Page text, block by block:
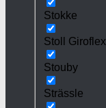
Stokke
Stoll Giroflex
Stouby
Strässle